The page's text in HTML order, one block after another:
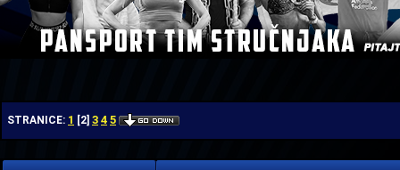
STRANICE: 1 [2] 3 4 5